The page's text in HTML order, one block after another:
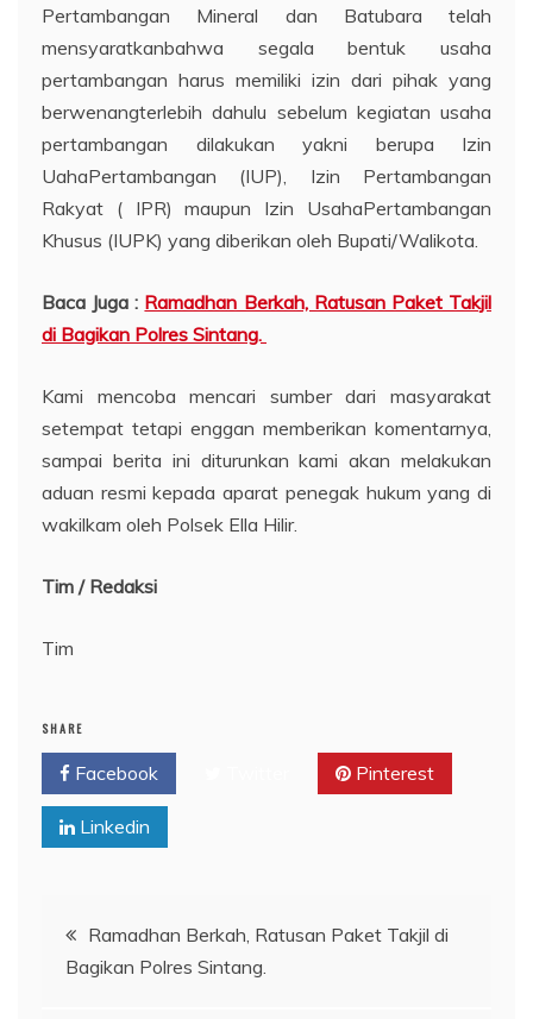
Pertambangan Mineral dan Batubara telah
mensyaratkanbahwa segala bentuk usaha
pertambangan harus memiliki izin dari pihak yang
berwenangterlebih dahulu sebelum kegiatan usaha
pertambangan dilakukan yakni berupa Izin
UahaPertambangan (IUP), Izin Pertambangan
Rakyat ( IPR) maupun Izin UsahaPertambangan
Khusus (IUPK) yang diberikan oleh Bupati/Walikota.
Baca Juga : Ramadhan Berkah, Ratusan Paket Takjil
di Bagikan Polres Sintang.
Kami mencoba mencari sumber dari masyarakat
setempat tetapi enggan memberikan komentarnya,
sampai berita ini diturunkan kami akan melakukan
aduan resmi kepada aparat penegak hukum yang di
wakilkam oleh Polsek Ella Hilir.
Tim / Redaksi
Tim
SHARE
Facebook Pinterest
Linkedin
Navigasi
pos
Ramadhan Berkah, Ratusan Paket Takjil di
Bagikan Polres Sintang.